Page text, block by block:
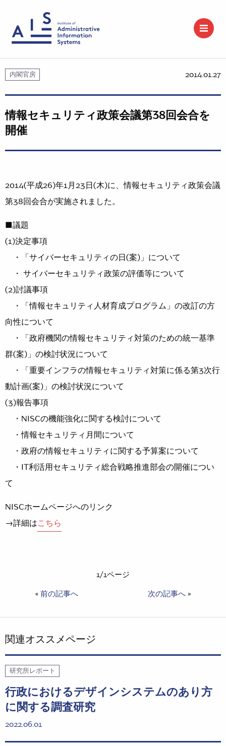
内閣官房 2014.01.27
情報セキュリティ政策会議第38回会合を
開催
2014(平成26)年1月23日(木)に、情報セキュリティ政策会議
第38回会合が実施されました。
■議題
(1)決定事項
・「サイバーセキュリティの日(案)」について
・ サイバーセキュリティ政策の評価等について
(2)討議事項
・「情報セキュリティ人材育成プログラム」の改訂の方
向性について
・「政府機関の情報セキュリティ対策のための統一基準
群(案)」の検討状況について
・「重要インフラの情報セキュリティ対策に係る第3次行
動計画(案)」の検討状況について
(3)報告事項
・NISCの機能強化に関する検討について
・情報セキュリティ月間について
・政府の情報セキュリティに関する予算案について
・IT利活用セキュリティ総合戦略推進部会の開催につい
て
NISCホームページへのリンク
→詳細はこちら
1/1ページ
« 前の記事へ 次の記事へ »
関連オススメページ
研究所レポート
行政におけるデザインシステムのあり方
に関する調査研究
2022.06.01